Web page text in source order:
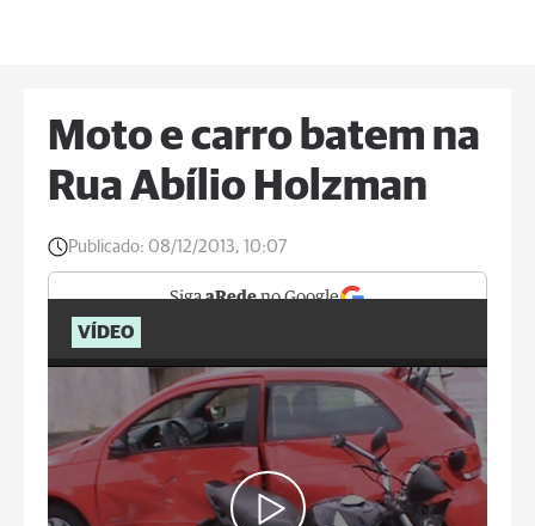
Moto e carro batem na
Rua Abílio Holzman
Publicado: 08/12/2013, 10:07
SigaaRedeno Google
VÍDEO